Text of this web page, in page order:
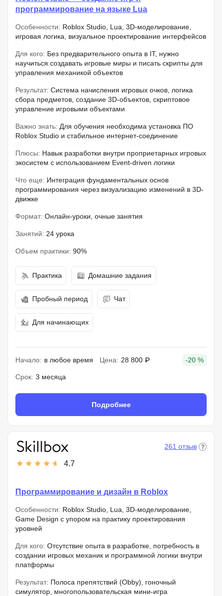
программирование на языке Lua
Особенности: Roblox Studio, Lua, 3D-моделирование,
игровая логика, визуальное проектирование интерфейсов
Для кого: Без предварительного опыта в IT, нужно
научиться создавать игровые миры и писать скрипты для
управления механикой объектов
Результат: Система начисления игровых очков, логика
сбора предметов, создание 3D-объектов, скриптовое
управление игровыми объектами
Важно знать: Для обучения необходима установка ПО
Roblox Studio и стабильное интернет-соединение
Плюсы: Навык разработки внутри проприетарных игровых
экосистем с использованием Event-driven логики
Что еще: Интеграция фундаментальных основ
программирования через визуализацию изменений в 3D-
движке
Формат: Онлайн-уроки, очные занятия
Занятий: 24 урока
Объем практики: 90%
Практика Домашние задания
Пробный период Чат
Для начинающих
Начало: в любое время Цена: 28 800 ₽ -20 %
Срок: 3 месяца
Подробнее
4.7
261 отзыв
Программирование и дизайн в Roblox
Особенности: Roblox Studio, Lua, 3D-моделирование,
Game Design с упором на практику проектирования
уровней
Для кого: Отсутствие опыта в разработке, потребность в
создании игровых механик и программной логики внутри
платформы
Результат: Полоса препятствий (Obby), гоночный
симулятор, многопользовательская мини-игра